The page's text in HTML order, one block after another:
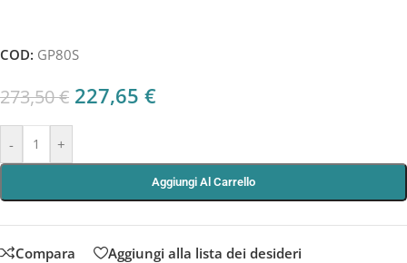
COD: GP80S
273,50€ 227,65 €
- +
Aggiungi Al Carrello
Compara Aggiungi alla lista dei desideri